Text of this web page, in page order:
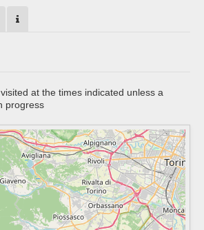
at the times indicated unless a
progress